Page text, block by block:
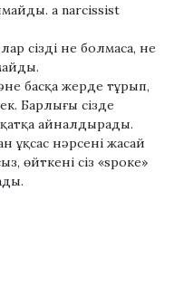
а narcissist
сізді не болмаса, не
басқа жерде тұрып,
Барлығы сізде
айналдырады.
ұқсас нәрсені жасай
өйткені сіз «ѕроке»